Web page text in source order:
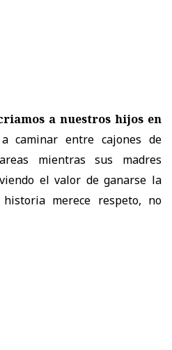
a nuestros hijos en
caminar entre cajones de
mientras sus madres
el valor de ganarse la
merece respeto, no